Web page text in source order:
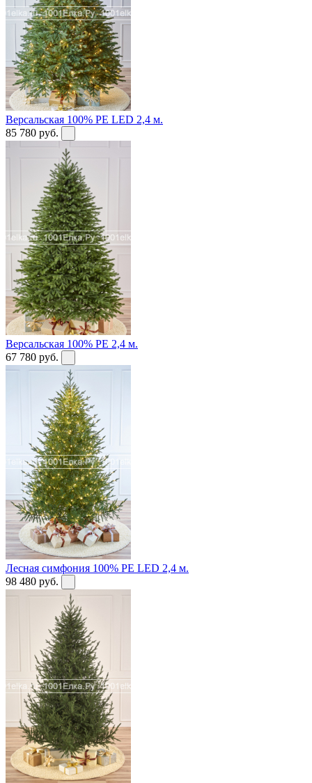
Версальская 100% PE LED 2,4 м.
85 780 руб.
Версальская 100% PE 2,4 м.
67 780 руб.
Лесная симфония 100% PE LED 2,4 м.
98 480 руб.